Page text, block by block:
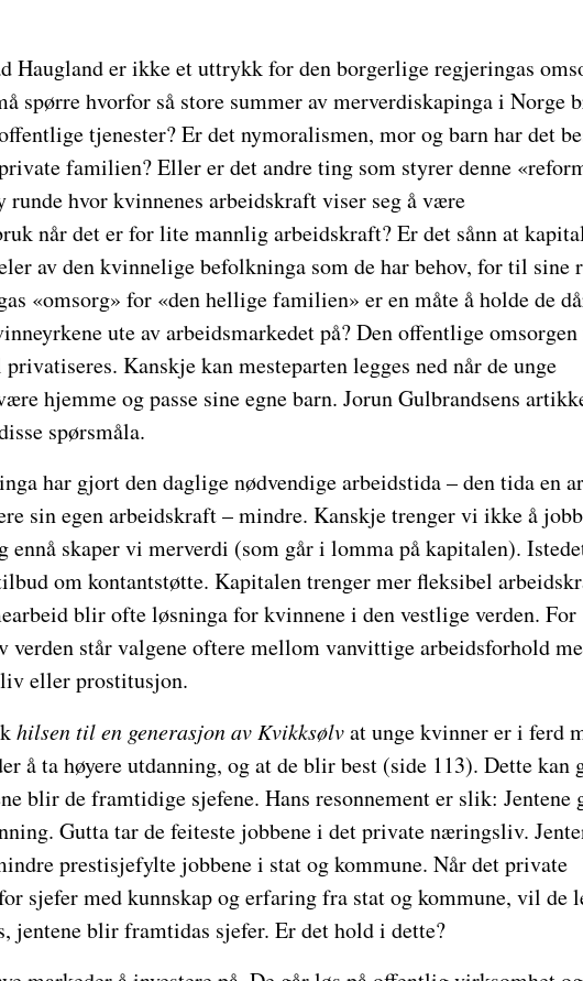
Haugland er ikke et uttrykk for den borgerlige regjeringas
spørre hvorfor så store summer av merverdiskapinga i Norge
tjenester? Er det nymoralismen, mor og barn har det
familien? Eller er det andre ting som styrer denne
runde hvor kvinnenes arbeidskraft viser seg å være
når det er for lite mannlig arbeidskraft? Er det sånn at
av den kvinnelige befolkninga som de har behov, for til sine
«omsorg» for «den hellige familien» er en måte å holde de
ute av arbeidsmarkedet på? Den offentlige
Kanskje kan mesteparten legges ned når de unge
hjemme og passe sine egne barn. Jorun Gulbrandsens
spørsmåla.
har gjort den daglige nødvendige arbeidstida – den tida en
sin egen arbeidskraft – mindre. Kanskje trenger vi ikke å
ennå skaper vi merverdi (som går i lomma på kapitalen).
om kontantstøtte. Kapitalen trenger mer fleksibel
blir ofte løsninga for kvinnene i den vestlige verden. For
verden står valgene oftere mellom vanvittige arbeidsforhold
eller prostitusjon.
hilsen til en generasjon av Kvikksølvat unge kvinner er i ferd
å ta høyere utdanning, og at de blir best (side 113). Dette kan
blir de framtidige sjefene. Hans resonnement er slik: Jentene
Gutta tar de feiteste jobbene i det private næringsliv.
prestisjefylte jobbene i stat og kommune. Når det private
sjefer med kunnskap og erfaring fra stat og kommune, vil de
jentene blir framtidas sjefer. Er det hold i dette?